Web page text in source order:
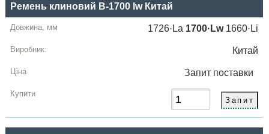
Ремень клиновий B-1700 lw Китай
1726·La 1700·Lw1660·Li
Китай
Запит поставки